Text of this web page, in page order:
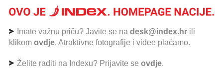
Imate važnu priču? Javite se na desk@index.hr ili
klikom ovdje. Atraktivne fotografije i videe plaćamo.
Želite raditi na Indexu? Prijavite se ovdje.